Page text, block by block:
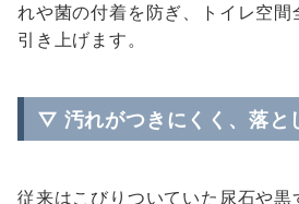
れや菌の付着を防ぎ、トイレ空間
引き上げます。
▽ 汚れがつきにくく、落と
従来はこびりついていた尿石や黒